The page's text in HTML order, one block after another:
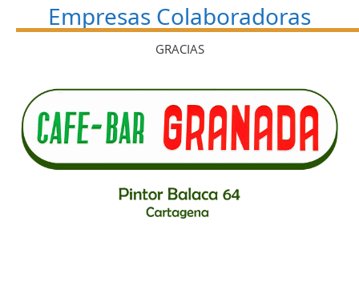
Empresas Colaboradoras
GRACIAS